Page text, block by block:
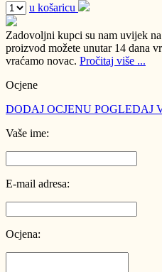
u košaricu
Zadovoljni kupci su nam uvijek
proizvod možete unutar 14 dana
vraćamo novac. Pročitaj više ...
Ocjene
DODAJ OCJENU POGLEDAJ
Vaše ime:
E-mail adresa:
Ocjena: